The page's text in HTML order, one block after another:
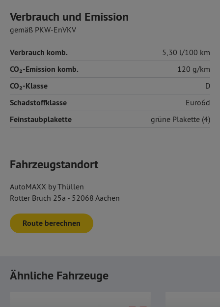
Verbrauch und Emission
gemäß PKW-EnVKV
Verbrauch komb. 5,30 l/100 km
CO₂-Emission komb. 120 g/km
CO₂-Klasse D
Schadstoffklasse Euro6d
Feinstaubplakette grüne Plakette (4)
Fahrzeugstandort
AutoMAXX by Thüllen
Rotter Bruch 25a - 52068 Aachen
Route berechnen
Ähnliche Fahrzeuge